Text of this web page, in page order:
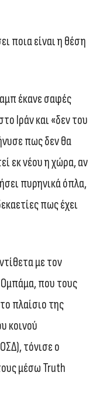
ποια είναι η θέση
έκανε σαφές
Ιράν και «δεν του
πως δεν θα
εκ νέου η χώρα, αν
πυρηνικά όπλα,
πως έχει
με τον
που τους
πλαίσιο της
κοινού
τόνισε ο
μέσω Truth